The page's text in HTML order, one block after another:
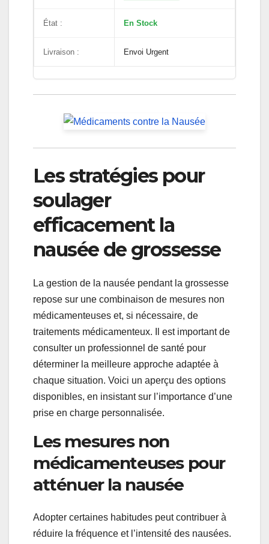
État : En Stock
Livraison : Envoi Urgent
Les stratégies pour
soulager
efficacement la
nausée de grossesse
La gestion de la nausée pendant la grossesse
repose sur une combinaison de mesures non
médicamenteuses et, si nécessaire, de
traitements médicamenteux. Il est important de
consulter un professionnel de santé pour
déterminer la meilleure approche adaptée à
chaque situation. Voici un aperçu des options
disponibles, en insistant sur l’importance d’une
prise en charge personnalisée.
Les mesures non
médicamenteuses pour
atténuer la nausée
Adopter certaines habitudes peut contribuer à
réduire la fréquence et l’intensité des nausées.